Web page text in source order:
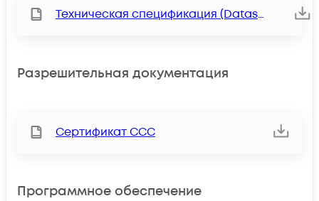
Техническая спецификация (Datasheet)
Разрешительная документация
Сертификат ССС
Программное обеспечение